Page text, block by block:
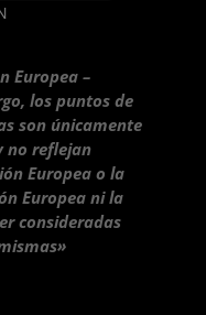
Europea –
los puntos de
son únicamente
no reflejan
Europea o la
Europea ni la
consideradas